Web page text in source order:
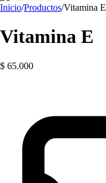
Inicio/Productos/Vitamina E
Vitamina E
$ 65.000